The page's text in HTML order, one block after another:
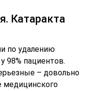
Катаракта
по удалению
98% пациентов.
– довольно
медицинского